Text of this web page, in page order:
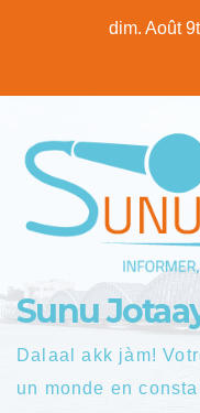
dim. Août
Sunu
Dalaal akk jàm!
un monde en